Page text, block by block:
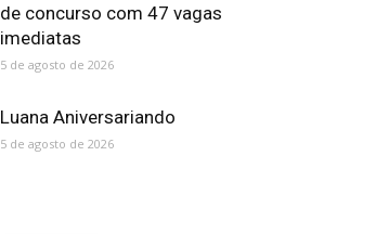
de concurso com 47 vagas
imediatas
5 de agosto de 2026
Luana Aniversariando
5 de agosto de 2026